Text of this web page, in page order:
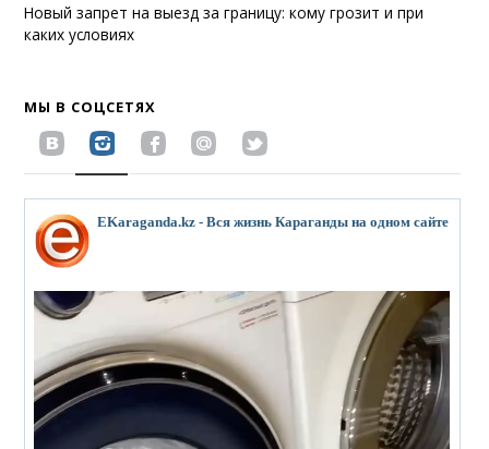
Новый запрет на выезд за границу: кому грозит и при
каких условиях
МЫ В СОЦСЕТЯХ
EKaraganda.kz - Вся жизнь Караганды на одном сайте